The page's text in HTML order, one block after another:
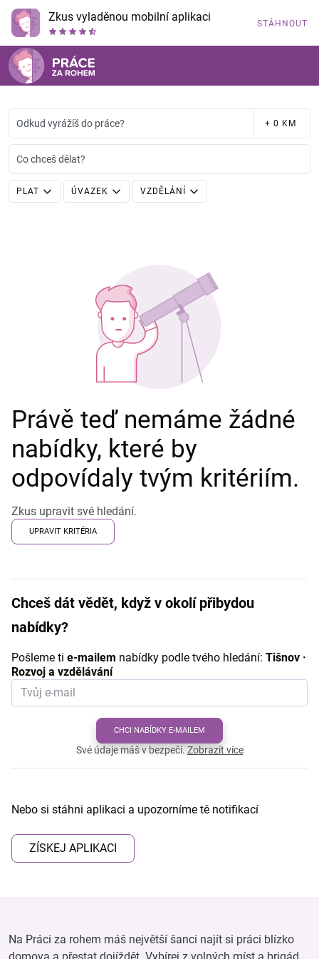
Zkus vyladěnou mobilní aplikaci STÁHNOUT
Odkud vyrážíš do práce? + 0 KM
Co chceš dělat?
PLAT ÚVAZEK VZDĚLÁNÍ
Právě teď nemáme žádné
nabídky, které by
odpovídaly tvým kritériím.
Zkus upravit své hledání.
UPRAVIT KRITÉRIA
Chceš dát vědět, když v okolí přibydou
nabídky?
Pošleme ti e-mailem nabídky podle tvého hledání: Tišnov ·
Rozvoj a vzdělávání
CHCI NABÍDKY E-MAILEM
Své údaje máš v bezpečí.Zobrazit více
Nebo si stáhni aplikaci a upozorníme tě notifikací
ZÍSKEJ APLIKACI
Na Práci za rohem máš největší šanci najít si práci blízko
domova a přestat dojíždět. Vybírej z volných míst a brigád